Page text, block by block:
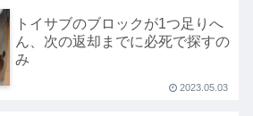
トイサブのブロックが1つ足りへ
ん、次の返却までに必死で探すの
み
2023.05.03